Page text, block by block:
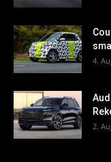
4.
2.